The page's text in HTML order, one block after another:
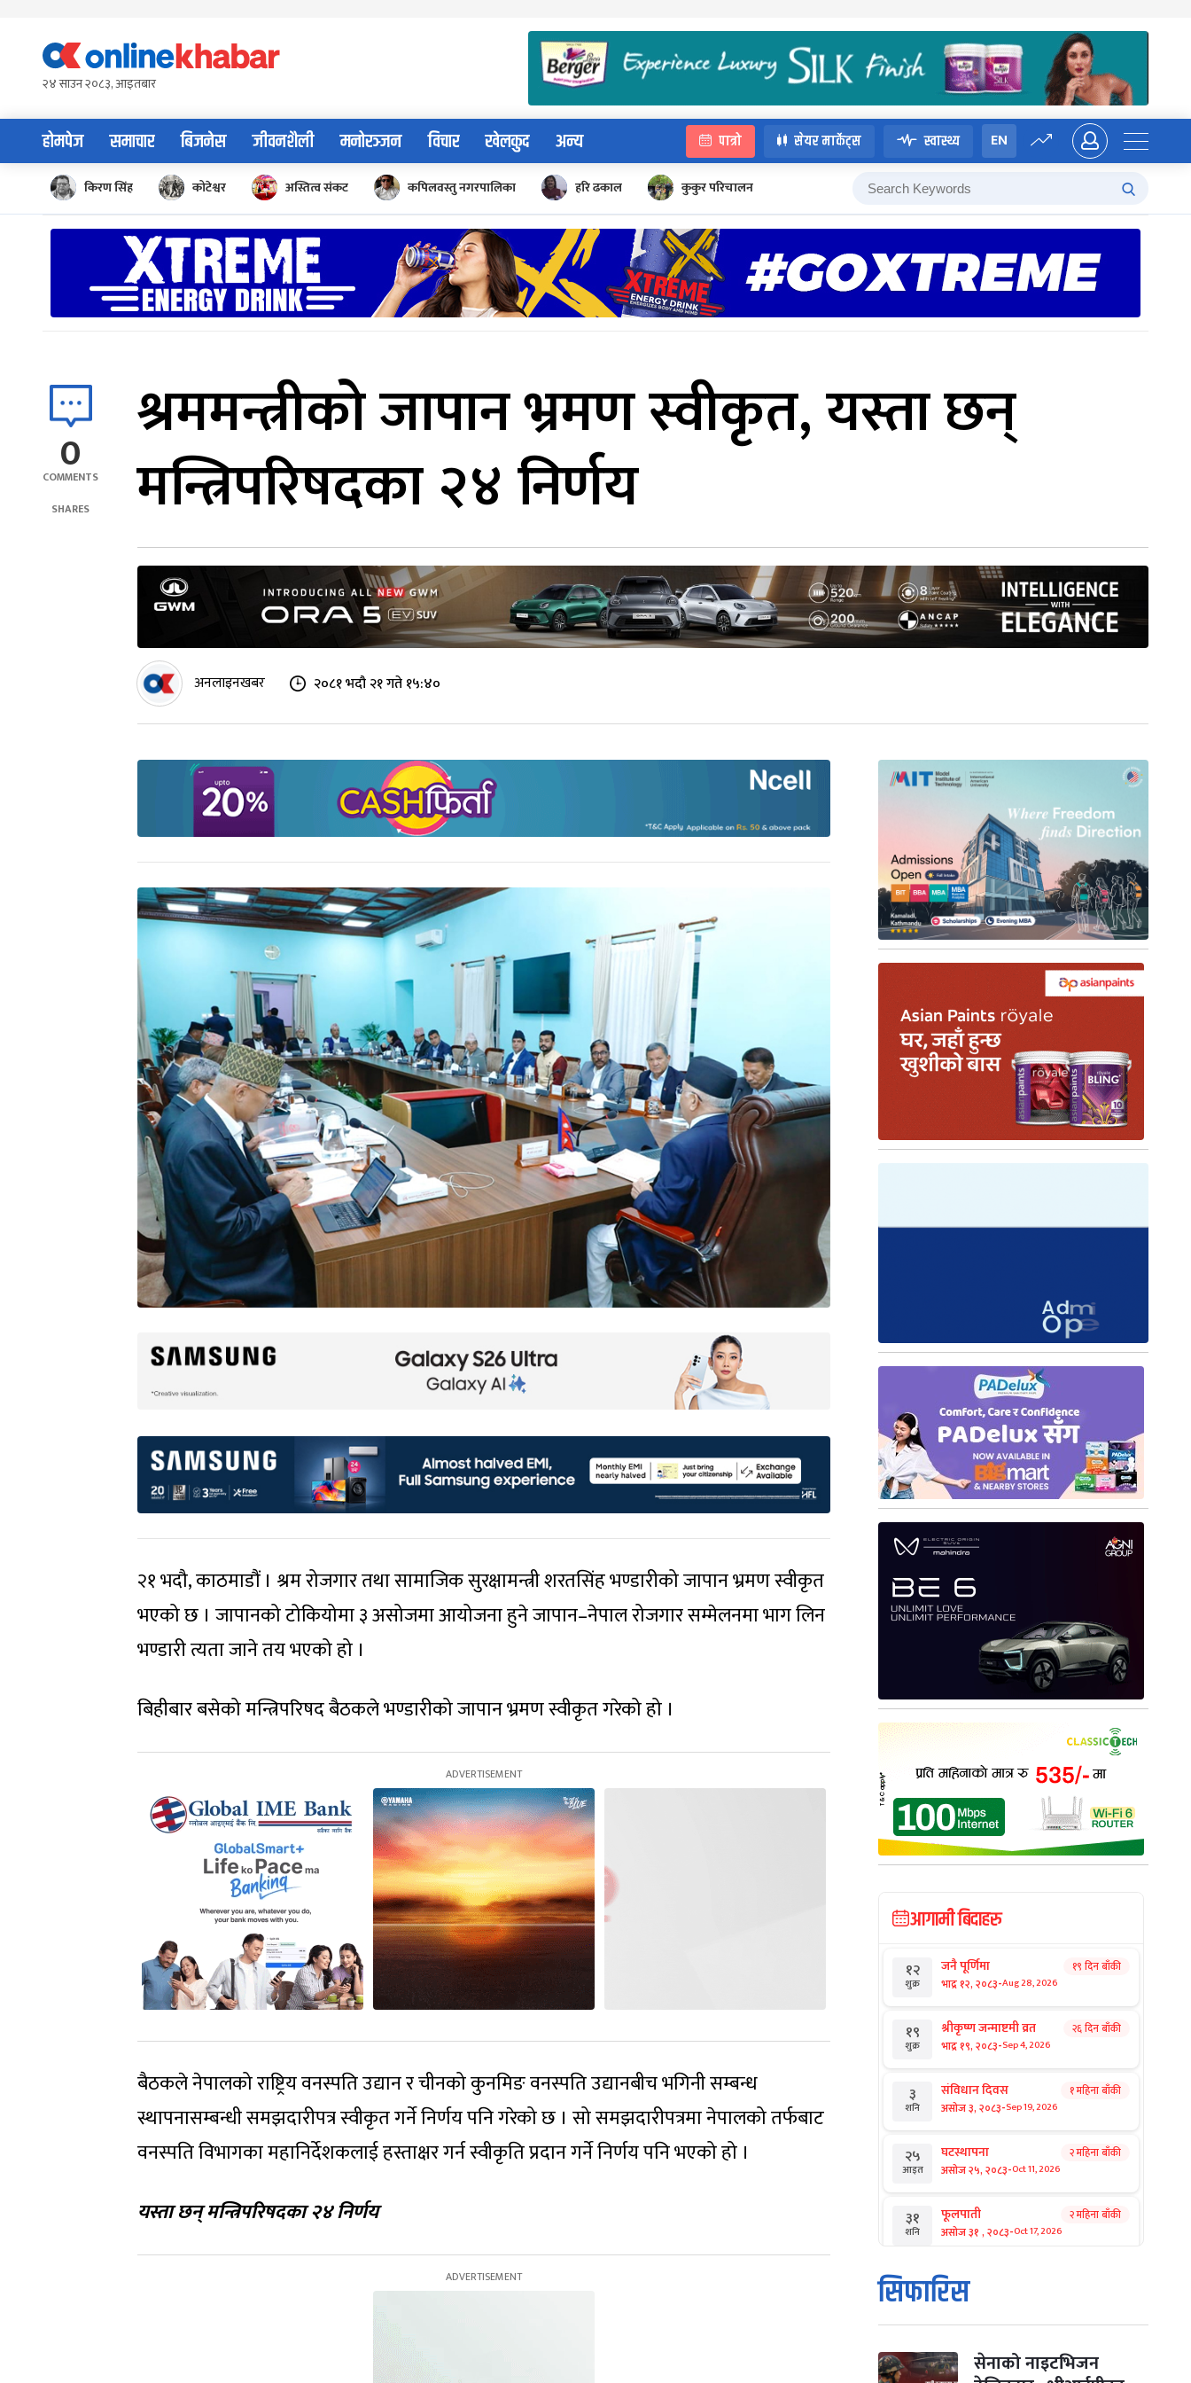
content२४ साउन २०८३, आइतबार
होमपेज समाचार बिजनेस जीवनशैली मनोरञ्जन विचार खेलकुद अन्य पात्रो सेयर मार्केट्स स्वास्थ्य EN
किरण सिंह कोटेश्वर अस्तित्व संकट कपिलवस्तु नगरपालिका हरि ढकाल कुकुर परिचालन
0
COMMENTS
SHARES
श्रममन्त्रीको जापान भ्रमण स्वीकृत, यस्ता छन्
मन्त्रिपरिषदका २४ निर्णय
अनलाइनखबर २०८१ भदौ २१ गते १५:४०
२१ भदौ, काठमाडौं । श्रम रोजगार तथा सामाजिक सुरक्षामन्त्री शरतसिंह भण्डारीको जापान भ्रमण स्वीकृत
भएको छ । जापानको टोकियोमा ३ असोजमा आयोजना हुने जापान–नेपाल रोजगार सम्मेलनमा भाग लिन
भण्डारी त्यता जाने तय भएको हो ।
बिहीबार बसेको मन्त्रिपरिषद बैठकले भण्डारीको जापान भ्रमण स्वीकृत गरेको हो ।
बैठकले नेपालको राष्ट्रिय वनस्पति उद्यान र चीनको कुनमिङ वनस्पति उद्यानबीच भगिनी सम्बन्ध
स्थापनासम्बन्धी समझदारीपत्र स्वीकृत गर्ने निर्णय पनि गरेको छ । सो समझदारीपत्रमा नेपालको तर्फबाट
वनस्पति विभागका महानिर्देशकलाई हस्ताक्षर गर्न स्वीकृति प्रदान गर्ने निर्णय पनि भएको हो ।
यस्ता छन् मन्त्रिपरिषदका २४ निर्णय
आगामी बिदाहरु
१२
शुक्र
जनै पूर्णिमा
भाद्र १२, २०८३-Aug 28, 2026
१९ दिन बाँकी
१९
शुक्र
श्रीकृष्ण जन्माष्टमी व्रत
भाद्र १९, २०८३-Sep 4, 2026
२६ दिन बाँकी
३
शनि
संविधान दिवस
असोज ३, २०८३-Sep 19, 2026
१ महिना बाँकी
२५
आइत
घटस्थापना
असोज २५, २०८३-Oct 11, 2026
२ महिना बाँकी
३१
शनि
फूलपाती
असोज ३१ , २०८३-Oct 17, 2026
२ महिना बाँकी
१
आइत
कार्तिक सङ्क्रान्ति
कार्तिक १, २०८३
मंगल कार्तिक ३, २०८३-Oct 20, 2026
सिफारिस
सेनाको नाइटभिजन